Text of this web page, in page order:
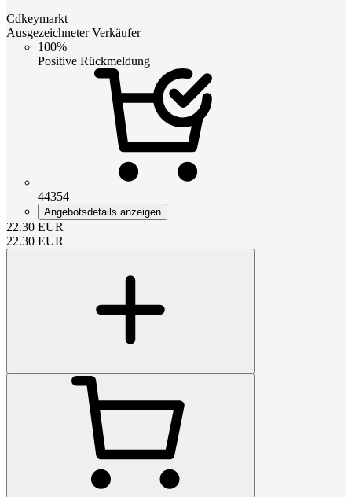
Cdkeymarkt
Ausgezeichneter Verkäufer
100%
Positive Rückmeldung
44354
Angebotsdetails anzeigen
22.30 EUR
22.30 EUR